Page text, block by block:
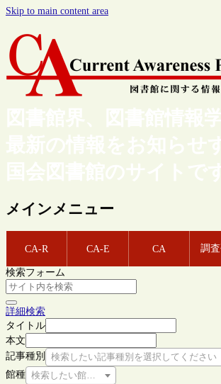
Skip to main content area
図書館界、図書館情報
最新の情報をお知らせ
国会図書館のサイトで
メインメニュー
CA-R CA-E CA 調
検索フォーム
詳細検索
タイトル
本文
記事種別
検索したい記事種別を選択してください
館種 検索したい館種を選択してください